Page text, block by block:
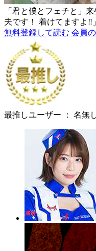
「君と僕とフェチと」
夫です！ 着けてますよ‼
無料登録して読む 会員
最推しユーザー ： 名無